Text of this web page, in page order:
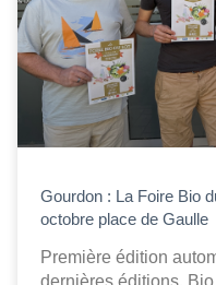
Gourdon : La Foire Bio
octobre place de Gaulle
Première édition
dernières éditions,